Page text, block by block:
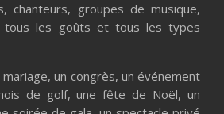
chanteurs, groupes de musique,
tous les goûts et tous les types
un congrès, un événement
de golf, une fête de Noël, un